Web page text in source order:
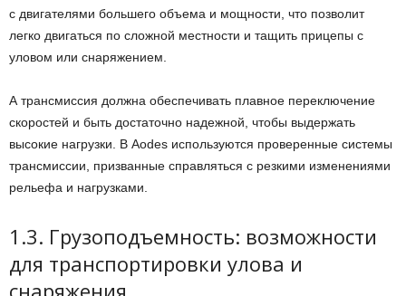
с двигателями большего объема и мощности, что позволит
легко двигаться по сложной местности и тащить прицепы с
уловом или снаряжением.
А трансмиссия должна обеспечивать плавное переключение
скоростей и быть достаточно надежной, чтобы выдержать
высокие нагрузки. В Aodes используются проверенные системы
трансмиссии, призванные справляться с резкими изменениями
рельефа и нагрузками.
1.3. Грузоподъемность: возможности
для транспортировки улова и
снаряжения